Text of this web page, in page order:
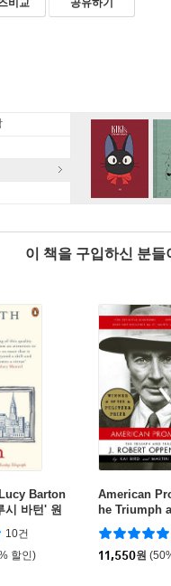
이 책을 구입하신 분
Barton
시 바턴' 원
10건
할인)
American
he Triumph
of J. Robert
r
11,550원